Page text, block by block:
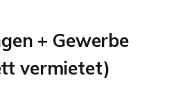
+ Gewerbe
vermietet)